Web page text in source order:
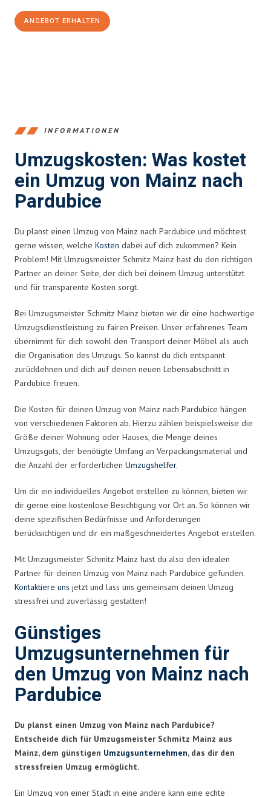
ANGEBOT ERHALTEN
INFORMATIONEN
Umzugskosten: Was kostet
ein Umzug von Mainz nach
Pardubice
Du planst einen Umzug von Mainz nach Pardubice und möchtest
gerne wissen, welche Kosten dabei auf dich zukommen? Kein
Problem! Mit Umzugsmeister Schmitz Mainz hast du den richtigen
Partner an deiner Seite, der dich bei deinem Umzug unterstützt
und für transparente Kosten sorgt.
Bei Umzugsmeister Schmitz Mainz bieten wir dir eine hochwertige
Umzugsdienstleistung zu fairen Preisen. Unser erfahrenes Team
übernimmt für dich sowohl den Transport deiner Möbel als auch
die Organisation des Umzugs. So kannst du dich entspannt
zurücklehnen und dich auf deinen neuen Lebensabschnitt in
Pardubice freuen.
Die Kosten für deinen Umzug von Mainz nach Pardubice hängen
von verschiedenen Faktoren ab. Hierzu zählen beispielsweise die
Größe deiner Wohnung oder Hauses, die Menge deines
Umzugsguts, der benötigte Umfang an Verpackungsmaterial und
die Anzahl der erforderlichen Umzugshelfer.
Um dir ein individuelles Angebot erstellen zu können, bieten wir
dir gerne eine kostenlose Besichtigung vor Ort an. So können wir
deine spezifischen Bedürfnisse und Anforderungen
berücksichtigen und dir ein maßgeschneidertes Angebot erstellen.
Mit Umzugsmeister Schmitz Mainz hast du also den idealen
Partner für deinen Umzug von Mainz nach Pardubice gefunden.
Kontaktiere uns jetzt und lass uns gemeinsam deinen Umzug
stressfrei und zuverlässig gestalten!
Günstiges
Umzugsunternehmen für
den Umzug von Mainz nach
Pardubice
Du planst einen Umzug von Mainz nach Pardubice?
Entscheide dich für Umzugsmeister Schmitz Mainz aus
Mainz, dem günstigen Umzugsunternehmen, das dir den
stressfreien Umzug ermöglicht.
Ein Umzug von einer Stadt in eine andere kann eine echte